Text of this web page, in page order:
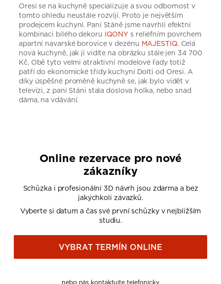
Oresi se na kuchyně specializuje a svou odbornost v
tomto ohledu neustále rozvíjí. Proto je největším
prodejcem kuchyní. Paní Stáně jsme navrhli efektní
kombinaci bílého dekoru IQONY s reliéfním povrchem
apartní navarské borovice v dezénu MAJESTIQ. Celá
nová kuchyně, jak ji vidíte na obrázku stále jen 34 700
Kč. Obě tyto velmi atraktivní modelové řady totiž
patří do ekonomické třídy kuchyní Dolti od Oresi. A
díky úspěšné proměně kuchyně se, jak bylo vidět v
televizi, z paní Stáni stala doslova holka, nebo snad
dáma, na vdávání.
Online rezervace pro nové
zákazníky
Schůzka i profesionální 3D návrh jsou zdarma a bez
jakýchkoli závazků.
Vyberte si datum a čas své první schůzky v nejbližším
studiu.
VYBRAT TERMÍN ONLINE
nebo nás kontaktujte telefonicky